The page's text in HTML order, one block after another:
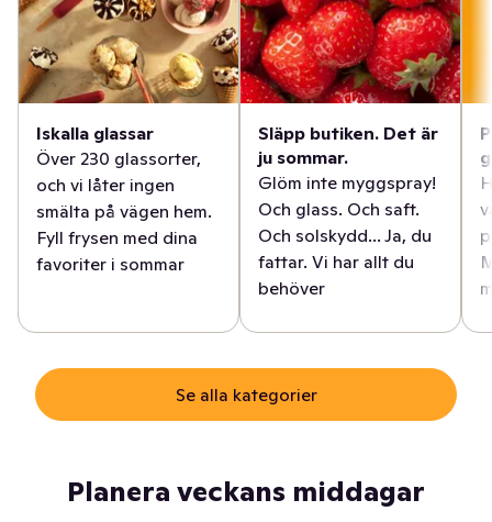
Iskalla glassar
Över 230 glassorter,
och vi låter ingen
smälta på vägen hem.
Fyll frysen med dina
favoriter i sommar
Släpp butiken. Det är
ju sommar.
Glöm inte myggspray!
Och glass. Och saft.
Och solskydd... Ja, du
fattar. Vi har allt du
behöver
Se alla kategorier
Planera veckans middagar